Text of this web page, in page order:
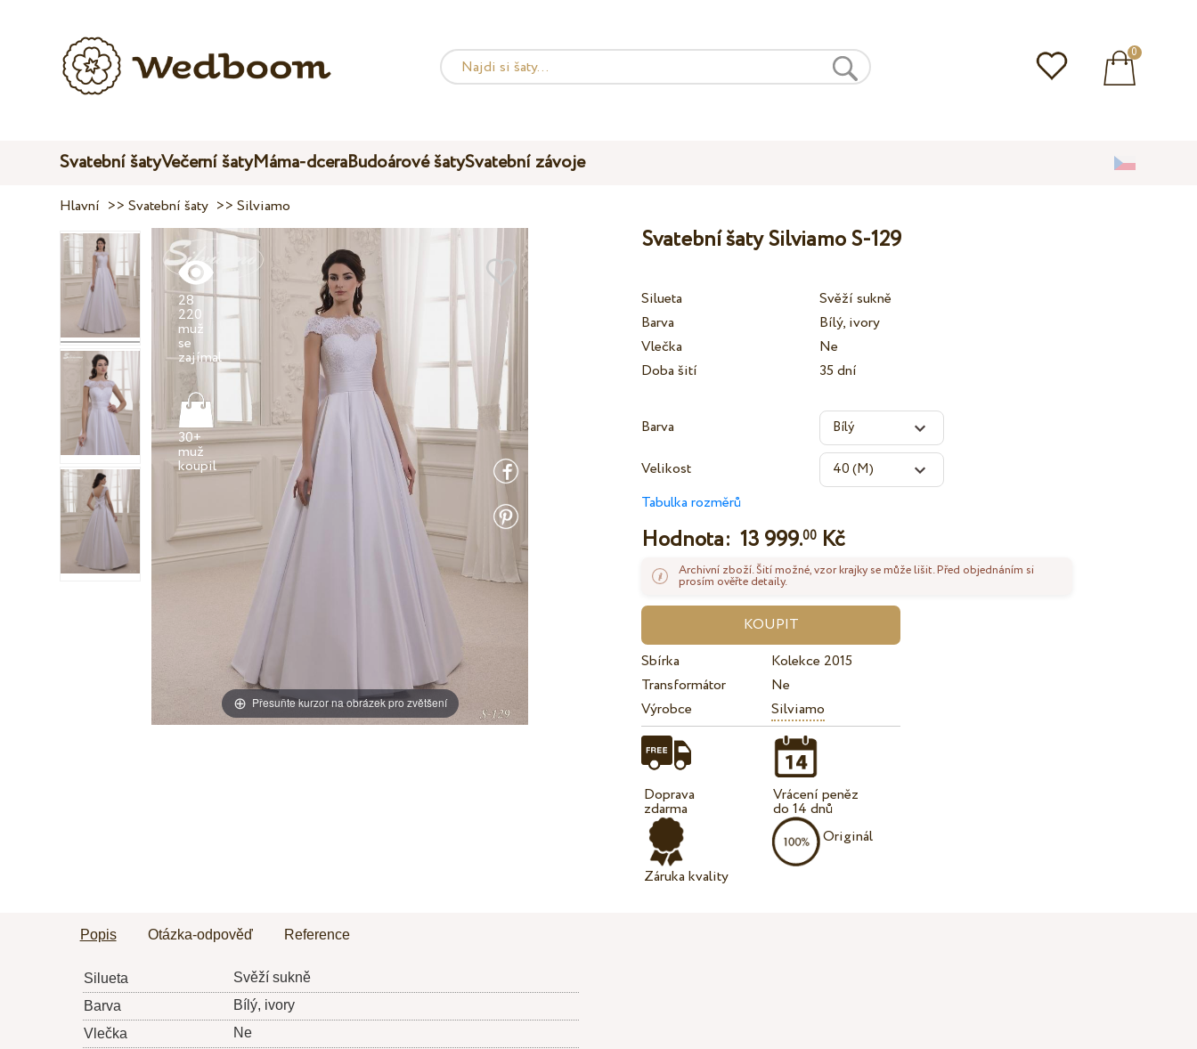
0
Svatební šatyVečerní šatyMáma-dceraBudoárové šatySvatební závoje
Hlavní >>Svatební šaty >>Silviamo
Přesuňte kurzor na obrázek pro zvětšení
28
220
muž
se
zajímal
30+
muž
koupil
Svatební šaty Silviamo S-129
Silueta
Svěží sukně
Barva
Bílý, ivory
Vlečka
Ne
Doba šití
35 dní
Barva
Velikost
Tabulka rozměrů
Hodnota:13 999.00 Kč
Archivní zboží. Šití možné, vzor krajky se může lišit. Před objednáním si
prosím ověřte detaily.
Sbírka
Kolekce 2015
Transformátor
Ne
Výrobce
Silviamo
Doprava
zdarma
Záruka kvality
Vrácení peněz
do 14 dnů
Originál
Popis Otázka-odpověď Reference
Silueta
Svěží sukně
Barva
Bílý, ivory
Vlečka
Ne